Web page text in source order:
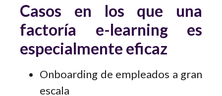
Casos en los que una
factoría e-learning es
especialmente eficaz
Onboarding de empleados a gran
escala